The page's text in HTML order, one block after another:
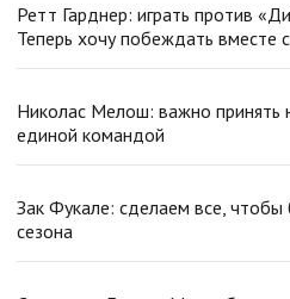
Ретт Гарднер: играть против
Теперь хочу побеждать вместе
Николас Мелош: важно принять
единой командой
Зак Фукале: сделаем все, чтобы
сезона